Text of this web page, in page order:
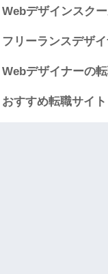
Webデザインスク
フリーランスデザ
Webデザイナーの
おすすめ転職サイ